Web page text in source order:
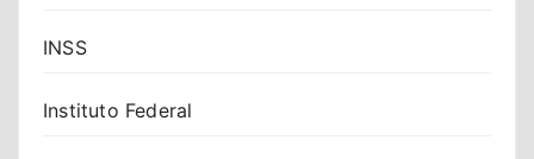
INSS
Instituto Federal